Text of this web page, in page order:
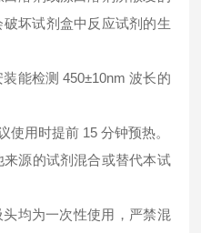
坏试剂盒中反应试剂的生
能检测 450±10nm 波长的
使用时提前 15 分钟预热。
源的试剂混合或替代本试
均为一次性使用，严禁混